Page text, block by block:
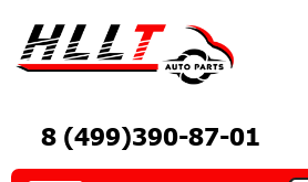
8 (499)390-87-01